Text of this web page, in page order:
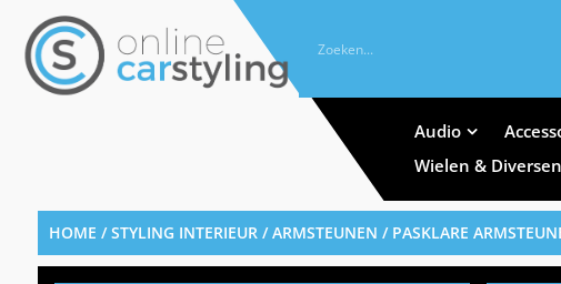
Audio
Wielen & Diversen
HOME /STYLING INTERIEUR/ARMSTEUNEN / PASKLARE